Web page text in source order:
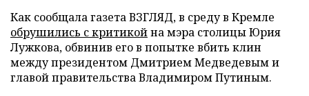
Как сообщала газета ВЗГЛЯД, в среду в Кремле
обрушились с критикойна мэра столицы Юрия
Лужкова, обвинив его в попытке вбить клин
между президентом Дмитрием Медведевым и
главой правительства Владимиром Путиным.